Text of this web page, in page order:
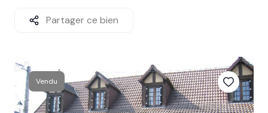
société
services
avis
clients
Partager ce bien
Vendu